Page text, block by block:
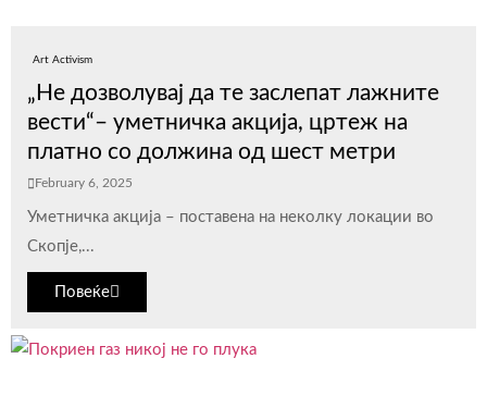
Art Activism
„Не дозволувај да те заслепат лажните
вести“– уметничка акција, цртеж на
платно со должина од шест метри
February 6, 2025
Уметничка акција – поставена на неколку локации во
Скопје,...
Повеќе